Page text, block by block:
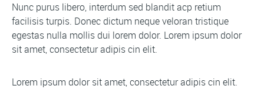
Nunc purus libero, interdum sed blandit acp retium
facilisis turpis. Donec dictum neque veloran tristique
egestas nulla mollis dui lorem dolor. Lorem ipsum dolor
sit amet, consectetur adipis cin elit.
Lorem ipsum dolor sit amet, consectetur adipis cin elit.